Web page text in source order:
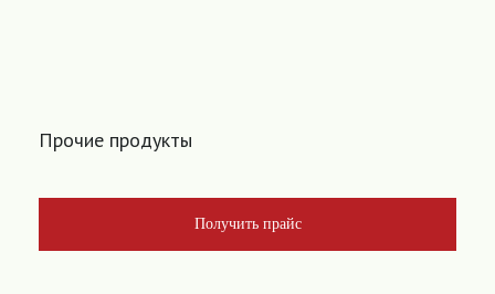
Прочие продукты
Получить прайс